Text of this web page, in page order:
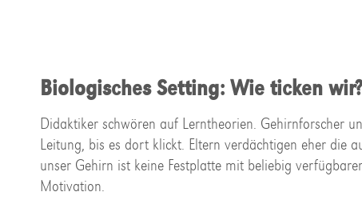
Biologisches Setting: Wie ticken wir?
Didaktiker schwören auf Lerntheorien. Gehirnforscher
Leitung, bis es dort klickt. Eltern verdächtigen eher die
unser Gehirn ist keine Festplatte mit beliebig
Motivation.